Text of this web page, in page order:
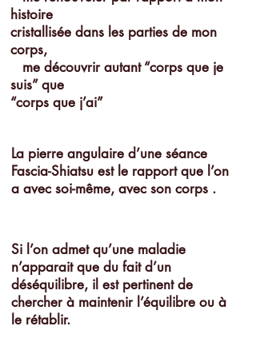
histoire
cristallisée dans les parties de mon
corps,
me découvrir autant “corps que je
suis” que
“corps que j’ai”
La pierre angulaire d’une séance
Fascia-Shiatsu est le rapport que l’on
a avec soi-même, avec son corps .
Si l’on admet qu’une maladie
n’apparait que du fait d’un
déséquilibre, il est pertinent de
chercher à maintenir l’équilibre ou à
le rétablir.